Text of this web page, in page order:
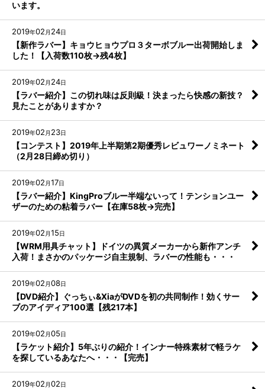
います。
2019年02 月 24日
【新作ラバー】キョウヒョウプロ３ターボブルー出荷開始しま
した！【入荷数110枚→残4枚】
2019年02 月 24日
【ラバー紹介】この切れ味は反則級！決まったら快感の新技？
見たことがありますか？
2019年02 月 23日
【コンテスト】2019年上半期第2期優秀レビュワーノミネート
（2月28日締め切り）
2019年02 月17日
【ラバー紹介】KingProブルー半端ないって！テンションユー
ザーのための粘着ラバー【在庫58枚→完売】
2019年02 月15日
【WRM用具チャット】ドイツの異質メーカーから新作アンチ
入荷！まさかのパッケージ自主規制、ラバーの性能も・・・
2019年02 月08日
【DVD紹介】ぐっちぃ&XiaがDVDを初の共同制作！効くサー
ブのアイディア100選【残217本】
2019年02 月05日
【ラケット紹介】5年ぶりの紹介！インナー特殊素材で軽ラケ
を探しているあなたへ・・・【完売】
2019年02 月02日